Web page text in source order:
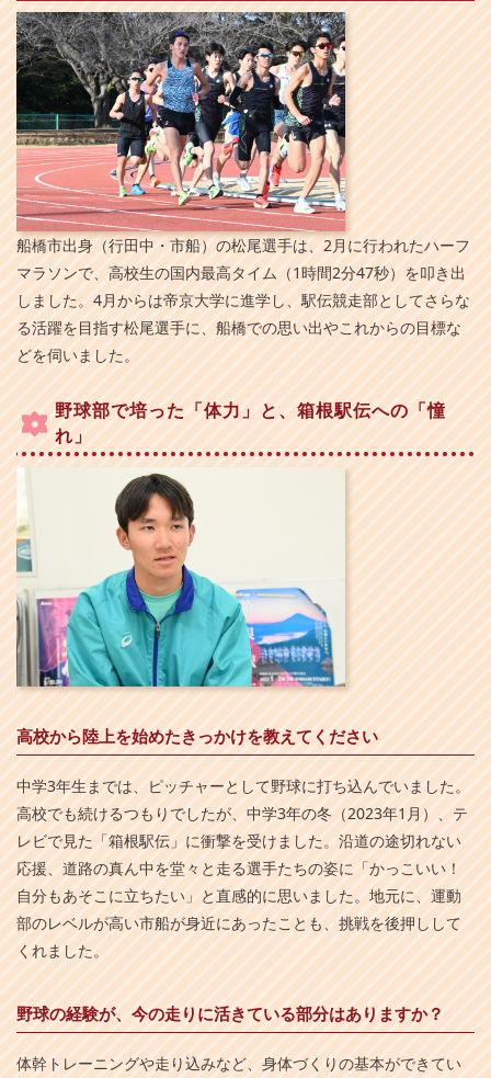
船橋市出身（行田中・市船）の松尾選手は、2月に行われたハーフ
マラソンで、高校生の国内最高タイム（1時間2分47秒）を叩き出
しました。4月からは帝京大学に進学し、駅伝競走部としてさらな
る活躍を目指す松尾選手に、船橋での思い出やこれからの目標な
どを伺いました。
野球部で培った「体力」と、箱根駅伝への「憧
れ」
高校から陸上を始めたきっかけを教えてください
中学3年生までは、ピッチャーとして野球に打ち込んでいました。
高校でも続けるつもりでしたが、中学3年の冬（2023年1月）、テ
レビで見た「箱根駅伝」に衝撃を受けました。沿道の途切れない
応援、道路の真ん中を堂々と走る選手たちの姿に「かっこいい！
自分もあそこに立ちたい」と直感的に思いました。地元に、運動
部のレベルが高い市船が身近にあったことも、挑戦を後押しして
くれました。
野球の経験が、今の走りに活きている部分はありますか？
体幹トレーニングや走り込みなど、身体づくりの基本ができてい